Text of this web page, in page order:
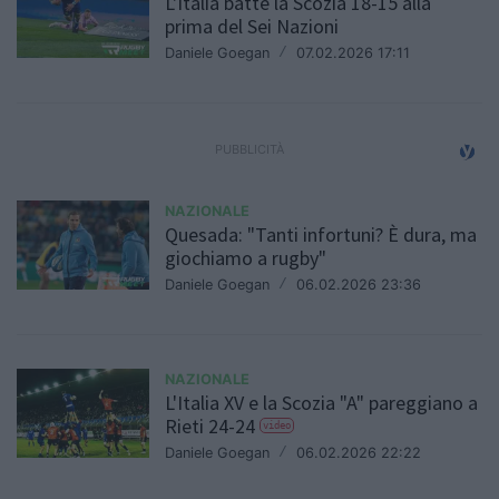
prima del Sei Nazioni
Daniele Goegan / 07.02.2026 17:11
NAZIONALE
Quesada: "Tanti infortuni? È dura, ma
giochiamo a rugby"
Daniele Goegan / 06.02.2026 23:36
NAZIONALE
L'Italia XV e la Scozia "A" pareggiano a
Rieti 24-24 video
Daniele Goegan / 06.02.2026 22:22